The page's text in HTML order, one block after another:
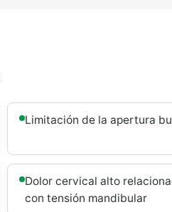
Limitación de la apertura
Dolor cervical alto
con tensión mandibular